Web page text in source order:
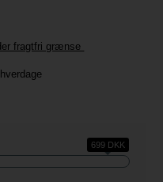
fragtfri grænse
699 DKK